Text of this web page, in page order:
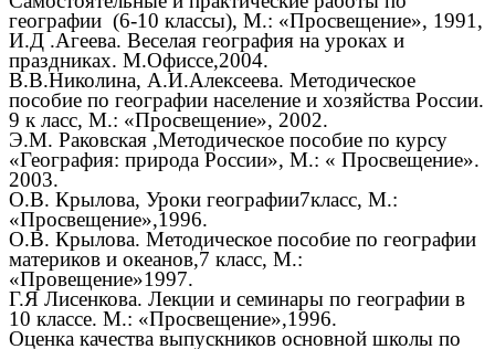
географии (6-10 классы), М.: «Просвещение», 1991,
И.Д .Агеева. Веселая география на уроках и
праздниках. М.Офиссе,2004.
В.В.Николина, А.И.Алексеева. Методическое
пособие по географии население и хозяйства России.
9 к ласс, М.: «Просвещение», 2002.
Э.М. Раковская ,Методическое пособие по курсу
«География: природа России», М.: « Просвещение».
2003.
О.В. Крылова, Уроки географии7класс, М.:
«Просвещение»,1996.
О.В. Крылова. Методическое пособие по географии
материков и океанов,7 класс, М.:
«Провещение»1997.
Г.Я Лисенкова. Лекции и семинары по географии в
10 классе. М.: «Просвещение»,1996.
Оценка качества выпускников основной школы по